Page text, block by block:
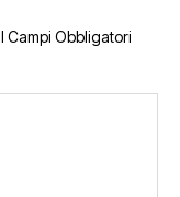
I Campi Obbligatori